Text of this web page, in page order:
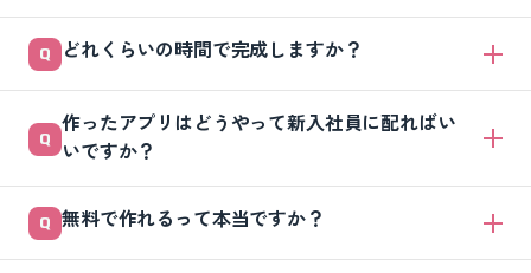
い」と伝えるだけです。ただし、クイズの問題・正解・解説の中身は自
分たちで用意する必要があります。中身さえ決めれば、見た目や仕組み
はAIが形にしてくれます。
どれくらいの時間で完成しますか？
す。デザインや機能にこだわると数日かかることもあります。最初は最
小版を完成させ、後から少しずつ育てる進め方がおすすめです。
作ったアプリはどうやって新入社員に配ればい
いですか？
簡単です。スマホで参加してほしいなら、自社サーバーなどにアップし
てURLやQRコードを配ると手軽です。アプリのインストールは不要で
無料で作れるって本当ですか？